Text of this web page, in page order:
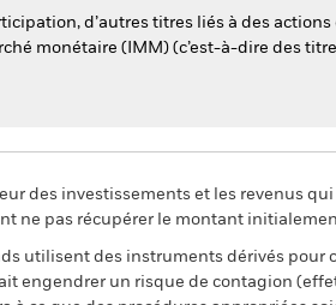
d’autres titres liés à des
monétaire (IMM) (c’est-à-dire des
des investissements et les revenus
ne pas récupérer le montant
utilisent des instruments dérivés pour
engendrer un risque de contagion